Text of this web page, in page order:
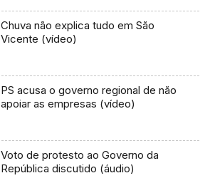
Chuva não explica tudo em São
Vicente (vídeo)
PS acusa o governo regional de não
apoiar as empresas (vídeo)
Voto de protesto ao Governo da
República discutido (áudio)